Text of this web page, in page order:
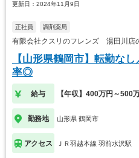
更新日：2024年11月9日
正社員 調剤薬局
有限会社クスリのフレンズ 湯田川店
【山形県鶴岡市】転勤な
率◎
給与 【年収】400万円～500
勤務地 山形県 鶴岡市
アクセス ＪＲ羽越本線 羽前水沢駅